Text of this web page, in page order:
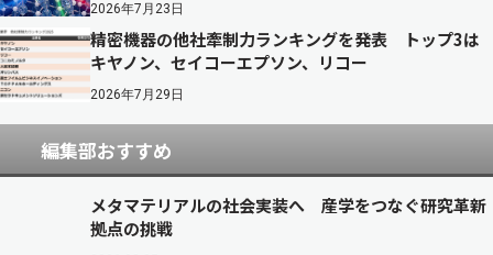
2026年7月23日
精密機器の他社牽制力ランキングを発表 トップ3は
キヤノン、セイコーエプソン、リコー
2026年7月29日
編集部おすすめ
メタマテリアルの社会実装へ 産学をつなぐ研究革新
拠点の挑戦